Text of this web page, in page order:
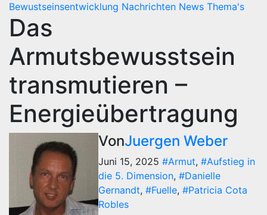
Bewustseinsentwicklung Nachrichten News Thema's
Das
Armutsbewusstsein
transmutieren –
Energieübertragung
VonJuergen Weber
Juni 15, 2025 #Armut, #Aufstieg in
die 5. Dimension, #Danielle
Gernandt, #Fuelle, #Patricia Cota
Robles